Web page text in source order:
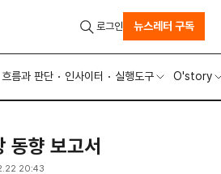
흐름과 판단 인사이터 실행도구 O'story
로그인 뉴스레터 구독
향 보고서
20:43